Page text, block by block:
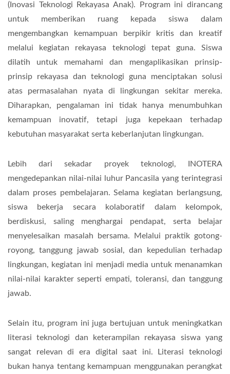
(Inovasi Teknologi Rekayasa Anak). Program ini dirancang
untuk memberikan ruang kepada siswa dalam
mengembangkan kemampuan berpikir kritis dan kreatif
melalui kegiatan rekayasa teknologi tepat guna. Siswa
dilatih untuk memahami dan mengaplikasikan prinsip-
prinsip rekayasa dan teknologi guna menciptakan solusi
atas permasalahan nyata di lingkungan sekitar mereka.
Diharapkan, pengalaman ini tidak hanya menumbuhkan
kemampuan inovatif, tetapi juga kepekaan terhadap
kebutuhan masyarakat serta keberlanjutan lingkungan.
Lebih dari sekadar proyek teknologi, INOTERA
mengedepankan nilai-nilai luhur Pancasila yang terintegrasi
dalam proses pembelajaran. Selama kegiatan berlangsung,
siswa bekerja secara kolaboratif dalam kelompok,
berdiskusi, saling menghargai pendapat, serta belajar
menyelesaikan masalah bersama. Melalui praktik gotong-
royong, tanggung jawab sosial, dan kepedulian terhadap
lingkungan, kegiatan ini menjadi media untuk menanamkan
nilai-nilai karakter seperti empati, toleransi, dan tanggung
jawab.
Selain itu, program ini juga bertujuan untuk meningkatkan
literasi teknologi dan keterampilan rekayasa siswa yang
sangat relevan di era digital saat ini. Literasi teknologi
bukan hanya tentang kemampuan menggunakan perangkat